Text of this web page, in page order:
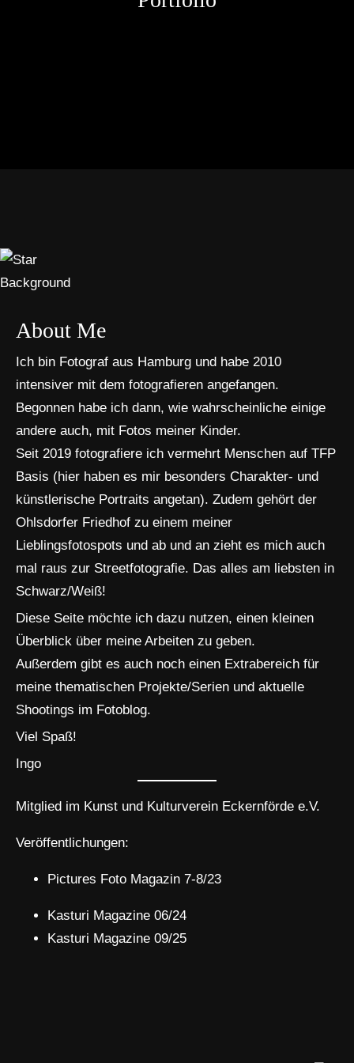
About Me
Ich bin Fotograf aus Hamburg und habe 2010
intensiver mit dem fotografieren angefangen.
Begonnen habe ich dann, wie wahrscheinliche einige
andere auch, mit Fotos meiner Kinder.
Seit 2019 fotografiere ich vermehrt Menschen auf TFP
Basis (hier haben es mir besonders Charakter- und
künstlerische Portraits angetan). Zudem gehört der
Ohlsdorfer Friedhof zu einem meiner
Lieblingsfotospots und ab und an zieht es mich auch
mal raus zur Streetfotografie. Das alles am liebsten in
Schwarz/Weiß!
Diese Seite möchte ich dazu nutzen, einen kleinen
Überblick über meine Arbeiten zu geben.
Außerdem gibt es auch noch einen Extrabereich für
meine thematischen Projekte/Serien und aktuelle
Shootings im Fotoblog.
Viel Spaß!
Ingo
Mitglied im Kunst und Kulturverein Eckernförde e.V.
Veröffentlichungen:
Pictures Foto Magazin 7-8/23
Kasturi Magazine 06/24
Kasturi Magazine 09/25